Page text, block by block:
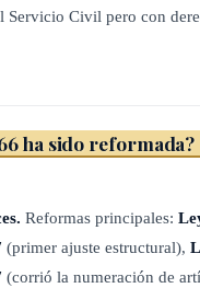
Pública.
de Tránsito del Ministerio
Judicial de la
Servicio Civil pero con
ha sido reformada?
Reformas principales:
(primer ajuste estructural),
(corrió la numeración de